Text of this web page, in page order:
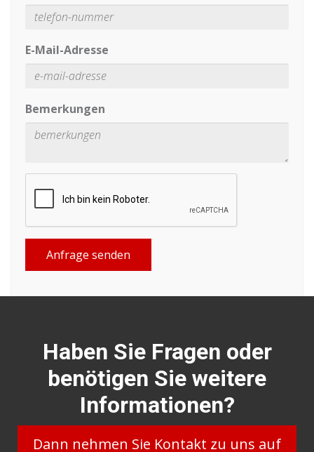
E-Mail-Adresse
Bemerkungen
Anfrage senden
Haben Sie Fragen oder
benötigen Sie weitere
Informationen?
Dann nehmen Sie Kontakt zu uns auf